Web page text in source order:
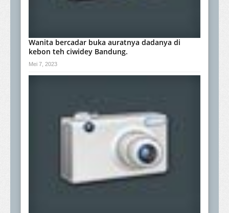
Wanita bercadar buka auratnya dadanya di
kebon teh ciwidey Bandung.
Mei 7, 2023